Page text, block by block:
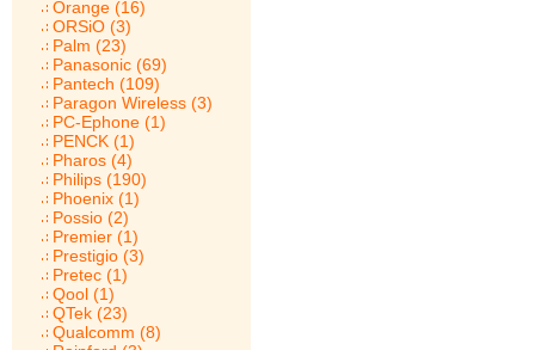
Orange (16)
ORSiO (3)
Palm (23)
Panasonic (69)
Pantech (109)
Paragon Wireless (3)
PC-Ephone (1)
PENCK (1)
Pharos (4)
Philips (190)
Phoenix (1)
Possio (2)
Premier (1)
Prestigio (3)
Pretec (1)
Qool (1)
QTek (23)
Qualcomm (8)